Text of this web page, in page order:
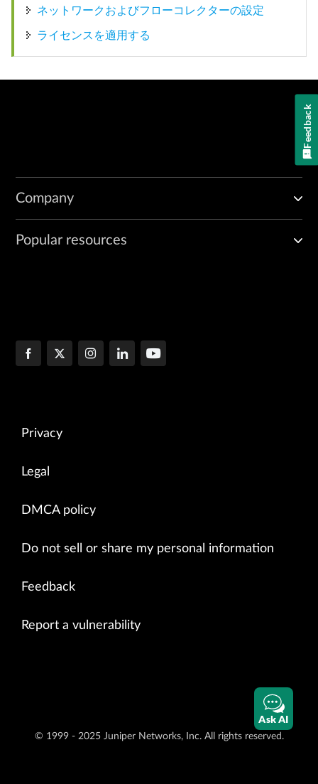
ネットワークおよびフローコレクターの設定
ライセンスを適用する
Company
Popular resources
Privacy
Legal
DMCA policy
Do not sell or share my personal information
Feedback
Report a vulnerability
© 1999 - 2025 Juniper Networks, Inc. All rights reserved.
Ask AI
Feedback